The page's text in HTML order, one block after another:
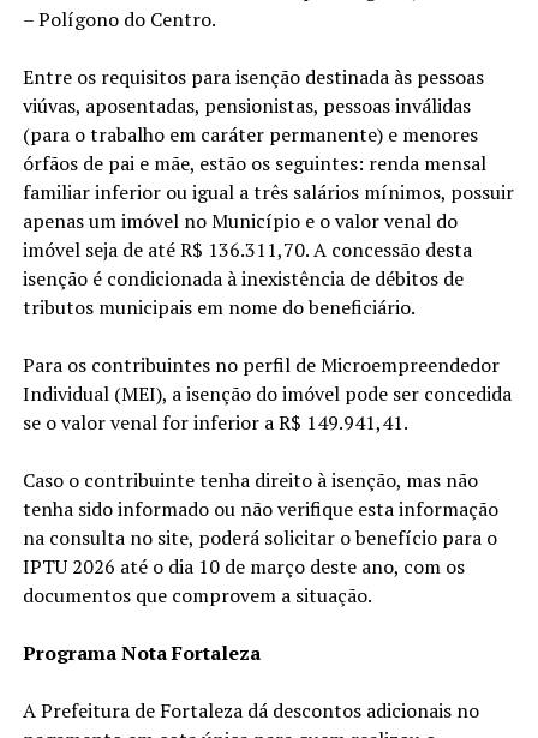
– Polígono do Centro.
Entre os requisitos para isenção destinada às pessoas
viúvas, aposentadas, pensionistas, pessoas inválidas
(para o trabalho em caráter permanente) e menores
órfãos de pai e mãe, estão os seguintes: renda mensal
familiar inferior ou igual a três salários mínimos, possuir
apenas um imóvel no Município e o valor venal do
imóvel seja de até R$ 136.311,70. A concessão desta
isenção é condicionada à inexistência de débitos de
tributos municipais em nome do beneficiário.
Para os contribuintes no perfil de Microempreendedor
Individual (MEI), a isenção do imóvel pode ser concedida
se o valor venal for inferior a R$ 149.941,41.
Caso o contribuinte tenha direito à isenção, mas não
tenha sido informado ou não verifique esta informação
na consulta no site, poderá solicitar o benefício para o
IPTU 2026 até o dia 10 de março deste ano, com os
documentos que comprovem a situação.
Programa Nota Fortaleza
A Prefeitura de Fortaleza dá descontos adicionais no